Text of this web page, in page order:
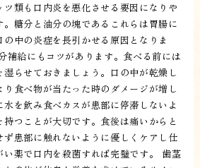
ツ類も口内炎を悪化させる要因になりや
糖分と油分の塊であるこれらは胃腸に
中の炎症を長引かせる原因となりま
補給にもコツがあります。食べる前には
らせておきましょう。口の中が乾燥し
食べ物が当たった時のダメージが増し
水を飲み食べカスが患部に停滞しないよ
持つことが大切です。食後は痛いからと
ず患部に触れないように優しくケアし仕
い薬で口内を殺菌すれば完璧です。 歯茎